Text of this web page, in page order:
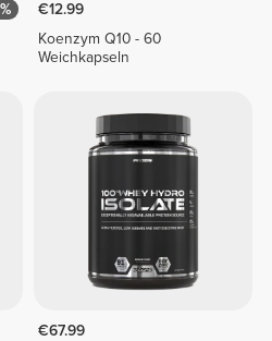
€12.99
Koenzym Q10 - 60
Weichkapseln
€67.99